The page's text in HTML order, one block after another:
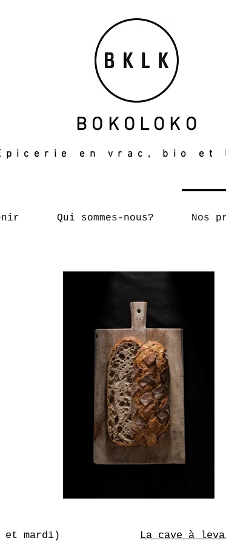
BOKOLOKO
en vrac, bio et
Qui sommes-nous? Nos
mardi)
La cave à